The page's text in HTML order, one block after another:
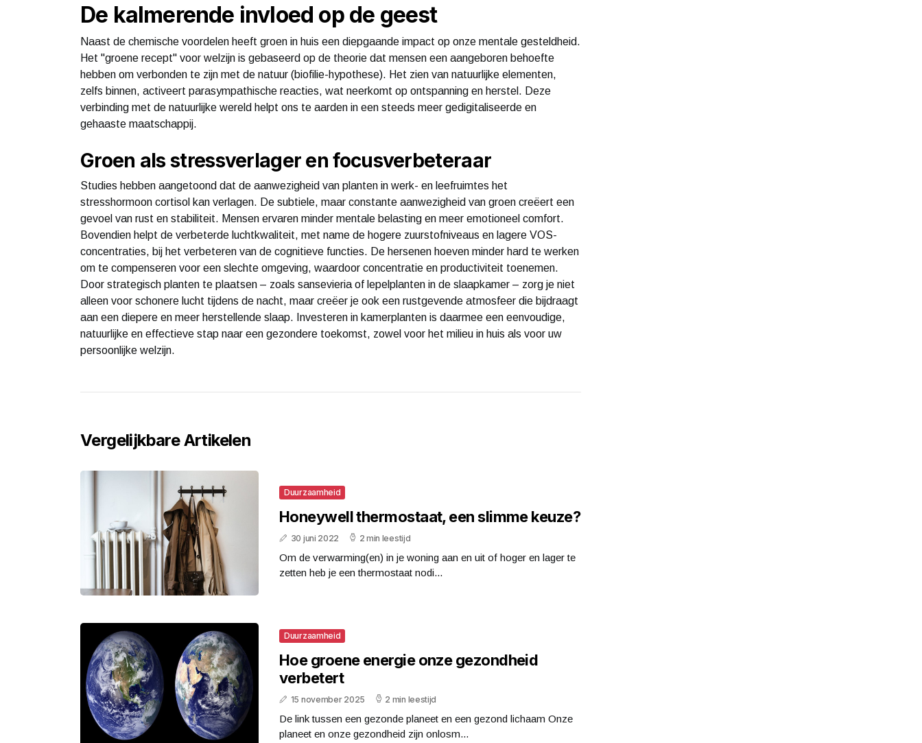
De kalmerende invloed op de geest
Naast de chemische voordelen heeft groen in huis een diepgaande impact op onze mentale gesteldheid.
Het "groene recept" voor welzijn is gebaseerd op de theorie dat mensen een aangeboren behoefte
hebben om verbonden te zijn met de natuur (biofilie-hypothese). Het zien van natuurlijke elementen,
zelfs binnen, activeert parasympathische reacties, wat neerkomt op ontspanning en herstel. Deze
verbinding met de natuurlijke wereld helpt ons te aarden in een steeds meer gedigitaliseerde en
gehaaste maatschappij.
Groen als stressverlager en focusverbeteraar
Studies hebben aangetoond dat de aanwezigheid van planten in werk- en leefruimtes het
stresshormoon cortisol kan verlagen. De subtiele, maar constante aanwezigheid van groen creëert een
gevoel van rust en stabiliteit. Mensen ervaren minder mentale belasting en meer emotioneel comfort.
Bovendien helpt de verbeterde luchtkwaliteit, met name de hogere zuurstofniveaus en lagere VOS-
concentraties, bij het verbeteren van de cognitieve functies. De hersenen hoeven minder hard te werken
om te compenseren voor een slechte omgeving, waardoor concentratie en productiviteit toenemen.
Door strategisch planten te plaatsen – zoals sansevieria of lepelplanten in de slaapkamer – zorg je niet
alleen voor schonere lucht tijdens de nacht, maar creëer je ook een rustgevende atmosfeer die bijdraagt
aan een diepere en meer herstellende slaap. Investeren in kamerplanten is daarmee een eenvoudige,
natuurlijke en effectieve stap naar een gezondere toekomst, zowel voor het milieu in huis als voor uw
persoonlijke welzijn.
Vergelijkbare Artikelen
Duurzaamheid
Honeywell thermostaat, een slimme keuze?
30 juni 2022 2 min leestijd
Om de verwarming(en) in je woning aan en uit of hoger en lager te
zetten heb je een thermostaat nodi...
Duurzaamheid
Hoe groene energie onze gezondheid
verbetert
15 november 2025 2 min leestijd
De link tussen een gezonde planeet en een gezond lichaam Onze
planeet en onze gezondheid zijn onlosm...